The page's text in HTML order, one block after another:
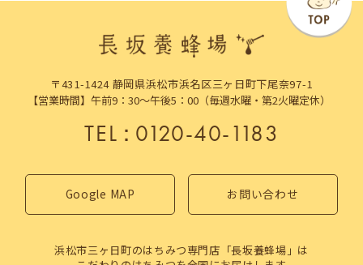
〒431-1424 静岡県浜松市浜名区三ヶ日町下尾奈97-1
【営業時間】午前9：30～午後5：00（毎週水曜・第2火曜定休）
TEL：0120-40-1183
Google MAP お問い合わせ
浜松市三ヶ日町のはちみつ専門店「長坂養蜂場」は